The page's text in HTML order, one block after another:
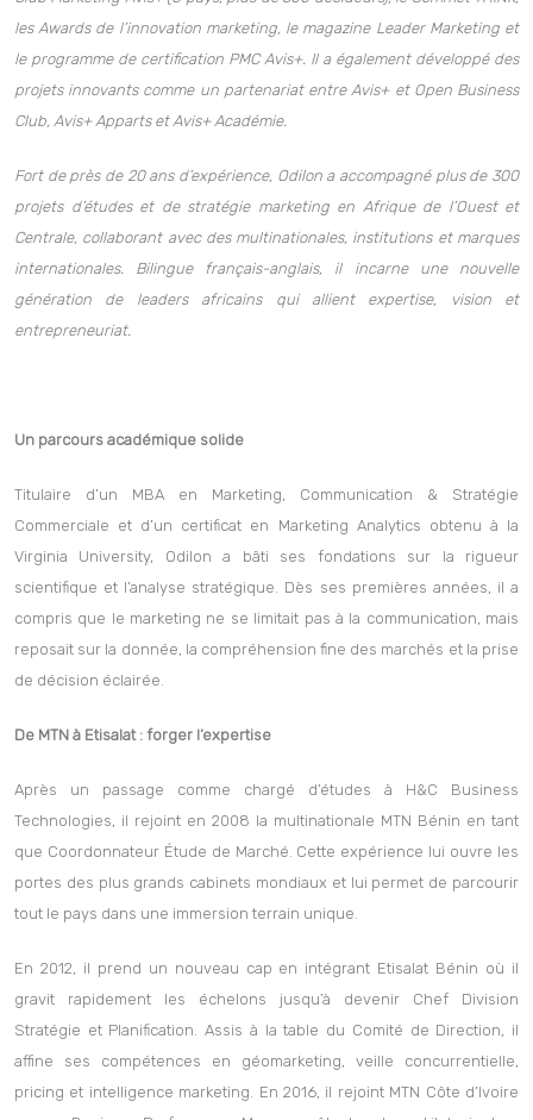
Club Marketing Avis+ (8 pays, plus de 500 décideurs), le Sommet THINK,
les Awards de l’innovation marketing, le magazine Leader Marketing et
le programme de certification PMC Avis+. Il a également développé des
projets innovants comme un partenariat entre Avis+ et Open Business
Fort de près de 20 ans d’expérience, Odilon a accompagné plus de 300
projets d’études et de stratégie marketing en Afrique de l’Ouest et
Centrale, collaborant avec des multinationales, institutions et marques
internationales. Bilingue français-anglais, il incarne une nouvelle
génération de leaders africains qui allient expertise, vision et
Titulaire d’un MBA en Marketing, Communication & Stratégie
Commerciale et d’un certificat en Marketing Analytics obtenu à la
Virginia University, Odilon a bâti ses fondations sur la rigueur
scientifique et l’analyse stratégique. Dès ses premières années, il a
compris que le marketing ne se limitait pas à la communication, mais
reposait sur la donnée, la compréhension fine des marchés et la prise
Après un passage comme chargé d’études à H&C Business
Technologies, il rejoint en 2008 la multinationale MTN Bénin en tant
que Coordonnateur Étude de Marché. Cette expérience lui ouvre les
portes des plus grands cabinets mondiaux et lui permet de parcourir
En 2012, il prend un nouveau cap en intégrant Etisalat Bénin où il
gravit rapidement les échelons jusqu’à devenir Chef Division
Stratégie et Planification. Assis à la table du Comité de Direction, il
affine ses compétences en géomarketing, veille concurrentielle,
pricing et intelligence marketing. En 2016, il rejoint MTN Côte d’Ivoire